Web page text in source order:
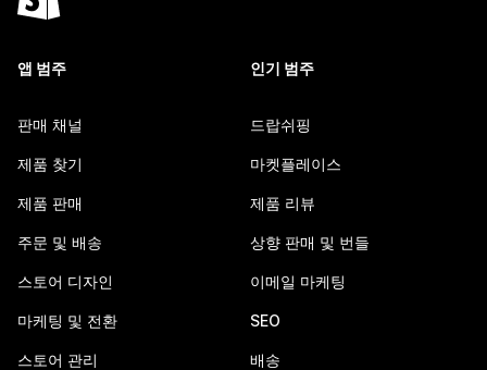
앱 범주
판매 채널
제품 찾기
제품 판매
주문 및 배송
스토어 디자인
마케팅 및 전환
스토어 관리
인기 범주
드랍쉬핑
마켓플레이스
제품 리뷰
상향 판매 및 번들
이메일 마케팅
SEO
배송